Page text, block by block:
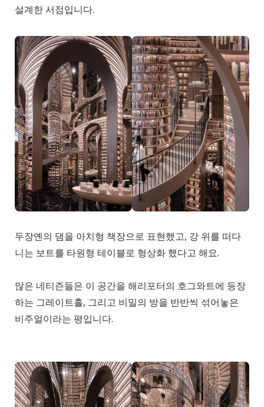
설계한 서점입니다.
두장옌의 댐을 아치형 책장으로 표현했고, 강 위를 떠다
니는 보트를 타원형 테이블로 형상화 했다고 해요.
많은 네티즌들은 이 공간을 해리포터의 호그와트에 등장
하는 그레이트홀, 그리고 비밀의 방을 반반씩 섞어놓은
비주얼이라는 평입니다.